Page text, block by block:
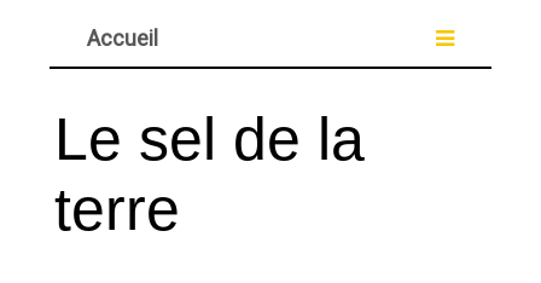
Accueil
Le sel de la
terre